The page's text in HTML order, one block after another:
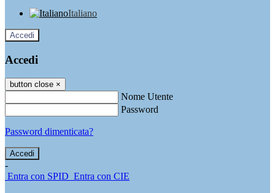
Italiano
Accedi
Accedi
button close ×
Nome Utente
Password
Password dimenticata?
-
Entra con SPID Entra con CIE